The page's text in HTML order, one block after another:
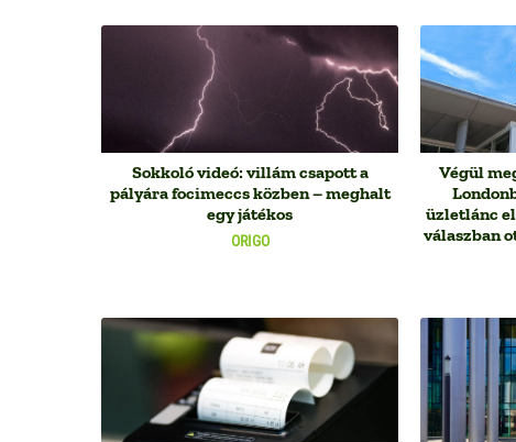
ORIGO
Sokkoló videó: villám csapott a
pályára focimeccs közben – meghalt
egy játékos
Végül
üzletlánc
válaszban